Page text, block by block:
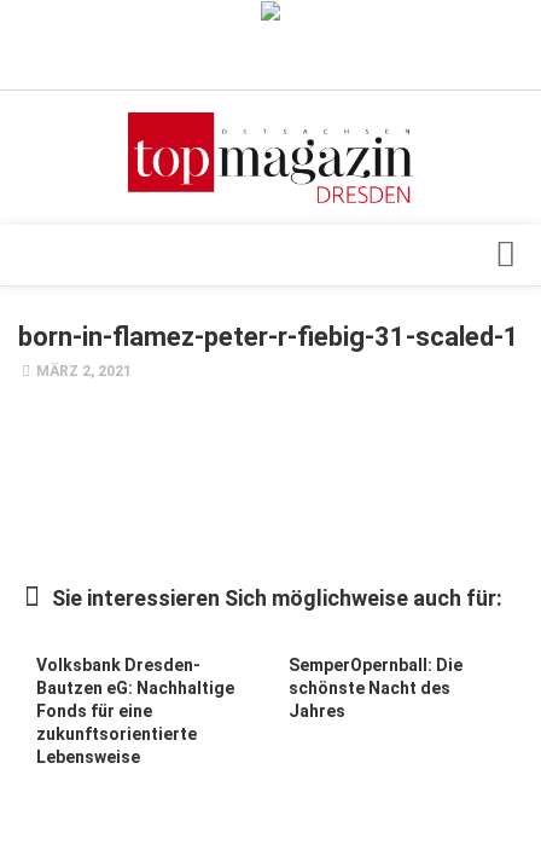
Verkaufsstellen
Top Gesundheitsforum Dresden / Ostsachsen
Events
Ausflug & Reise
Podcast
Top Branchen
born-in-flamez-peter-r-fiebig-31-scaled-1
MÄRZ 2, 2021
Sie interessieren Sich möglichweise auch für:
Volksbank Dresden-
Bautzen eG: Nachhaltige
Fonds für eine
zukunftsorientierte
Lebensweise
SemperOpernball: Die
schönste Nacht des
Jahres